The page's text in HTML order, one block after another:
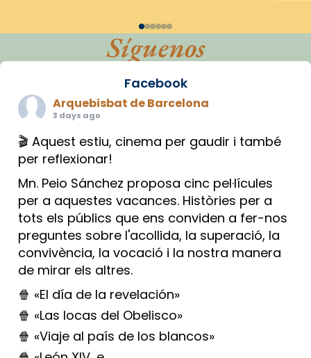
Síguenos
Facebook
Arquebisbat de Barcelona
3 days ago
🎬 Aquest estiu, cinema per gaudir i també
per reflexionar!
Mn. Peio Sánchez proposa cinc pel·lícules
per a aquestes vacances. Històries per a
tots els públics que ens conviden a fer-nos
preguntes sobre l'acollida, la superació, la
convivència, la vocació i la nostra manera
de mirar els altres.
🍿 «El día de la revelación»
🍿 «Las locas del Obelisco»
🍿 «Viaje al país de los blancos»